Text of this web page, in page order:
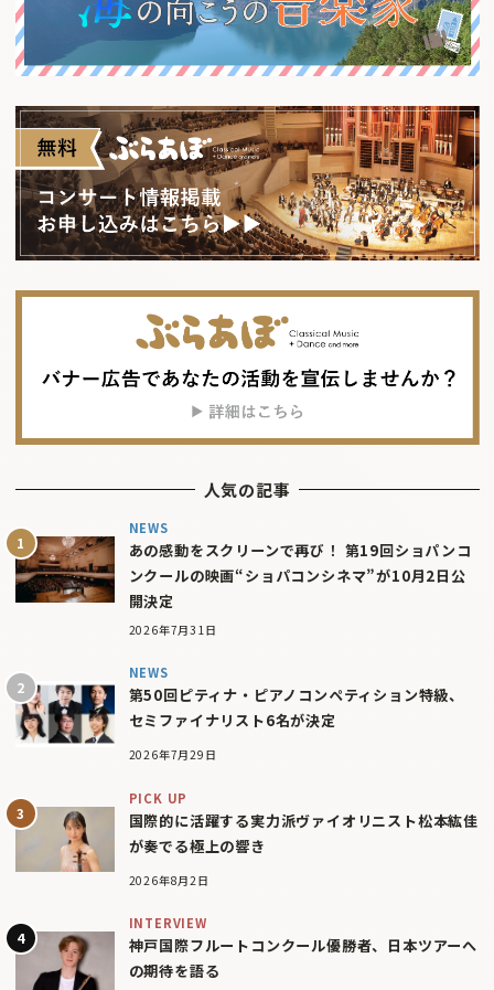
人気の記事
NEWS
あの感動をスクリーンで再び！ 第19回ショパンコ
ンクールの映画“ショパコンシネマ”が10月2日公
開決定
2026年7月31日
NEWS
第50回ピティナ・ピアノコンペティション特級、
セミファイナリスト6名が決定
2026年7月29日
PICK UP
国際的に活躍する実力派ヴァイオリニスト松本紘佳
が奏でる極上の響き
2026年8月2日
INTERVIEW
神戸国際フルートコンクール優勝者、日本ツアーへ
の期待を語る